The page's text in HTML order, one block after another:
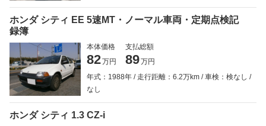
ホンダ シティ EE 5速MT・ノーマル車両・定期点検記
録簿
本体価格
82万円
支払総額
89万円
年式：1988年
走行距離：6.2万km
車検：検なし
なし
ホンダ シティ 1.3 CZ-i